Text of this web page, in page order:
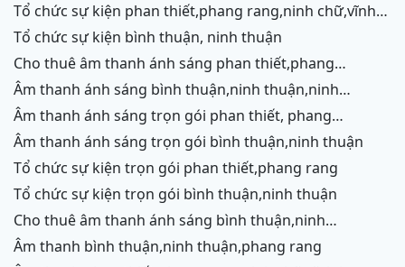
tổ chức sự kiện phan thiết,phang rang,ninh chữ,vĩnh
hy,cam ranh
tổ chức sự kiện bình thuận, ninh thuận
cho thuê âm thanh ánh sáng phan thiết,phang
rang,ninh chữ,vĩnh hy,cam ranh
âm thanh ánh sáng bình thuận,ninh thuận,ninh
chữ,vĩnh hy,cam ranh
âm thanh ánh sáng trọn gói phan thiết, phang
rang,cam ranh
âm thanh ánh sáng trọn gói bình thuận,ninh thuận
tổ chức sự kiện trọn gói phan thiết,phang rang
tổ chức sự kiện trọn gói bình thuận,ninh thuận
cho thuê âm thanh ánh sáng bình thuận,ninh
thuận,ninh chữ,vĩnh hy,phang rang,cam ranh
âm thanh bình thuận,ninh thuận,phang rang